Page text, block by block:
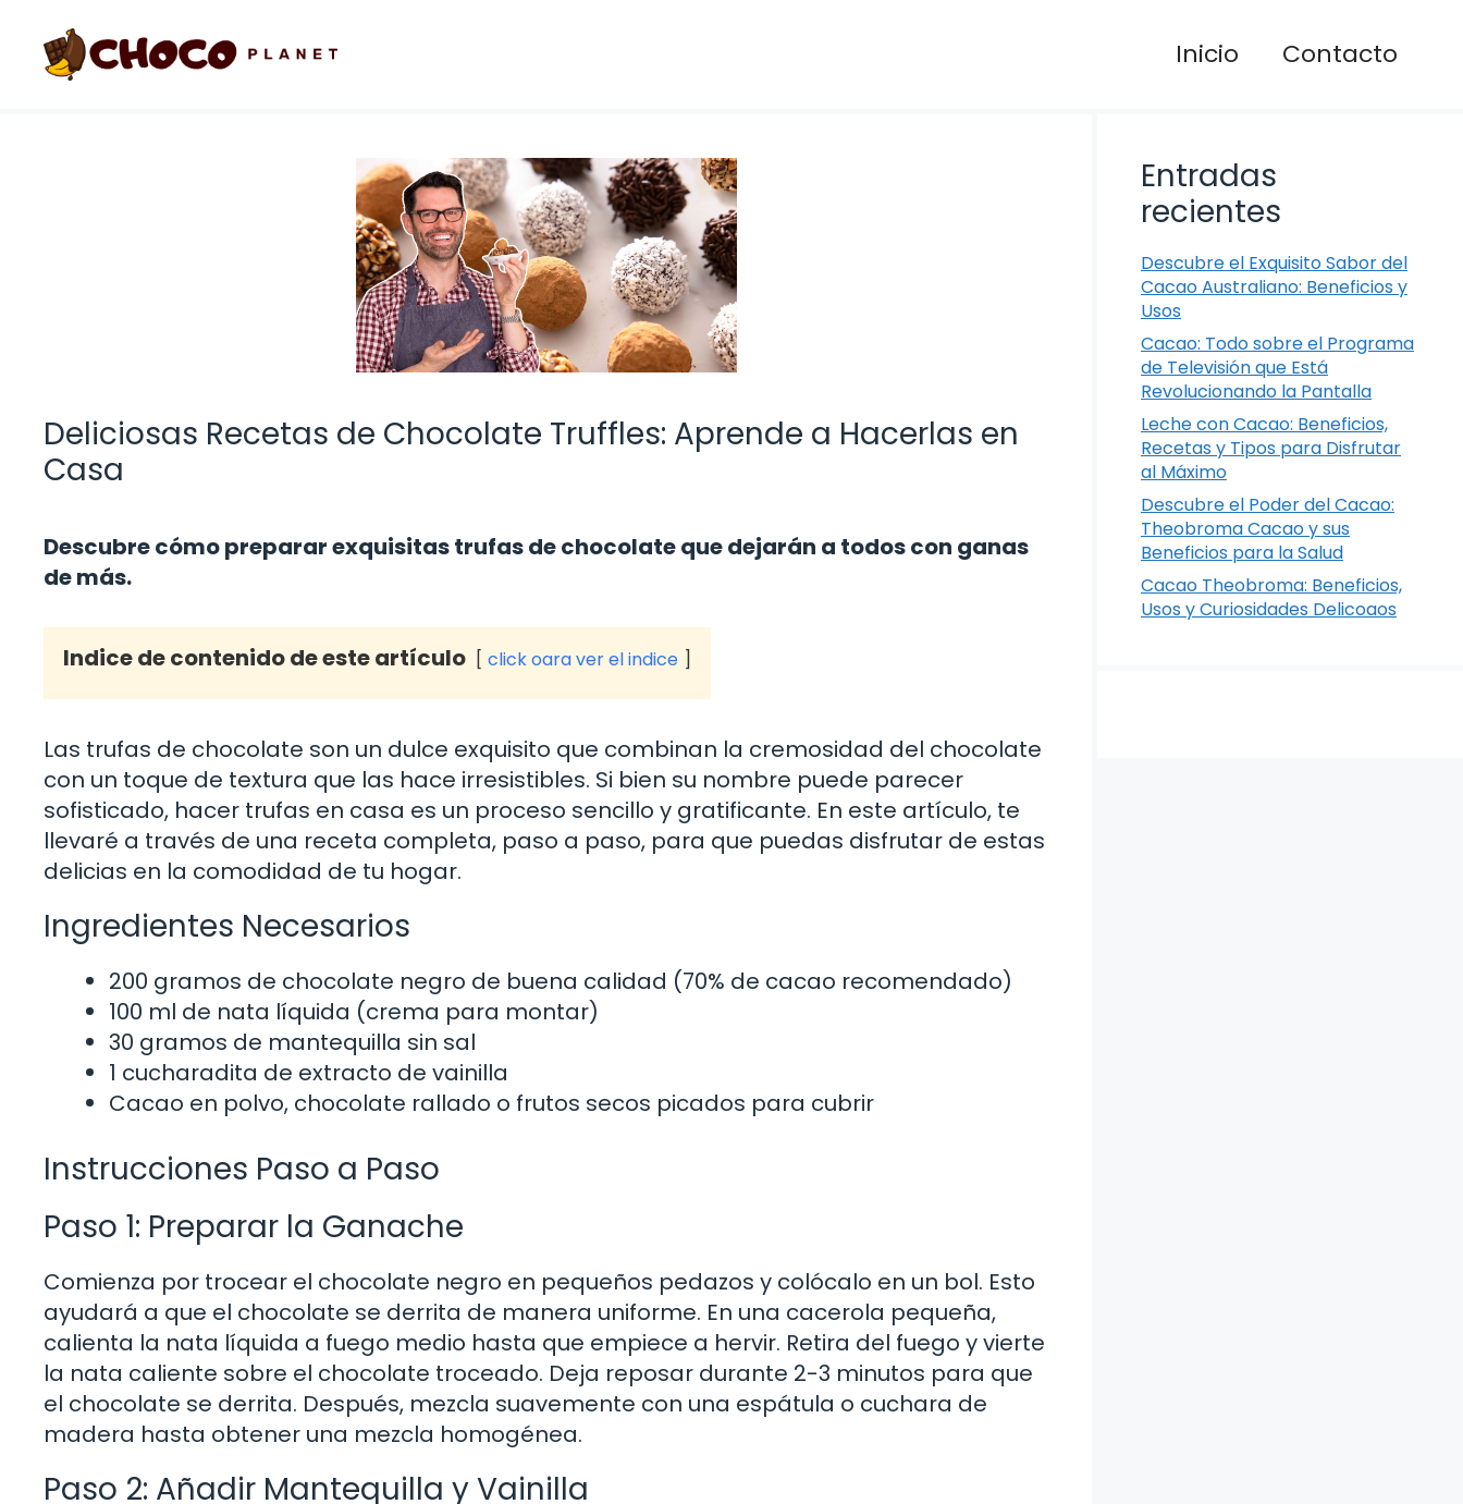
contenido
Inicio Contacto
Deliciosas Recetas de Chocolate Truffles: Aprende a Hacerlas en
Casa
Descubre cómo preparar exquisitas trufas de chocolate que dejarán a todos con ganas
de más.
Indice de contenido de este artículo click oara ver el indice
Las trufas de chocolate son un dulce exquisito que combinan la cremosidad del chocolate
con un toque de textura que las hace irresistibles. Si bien su nombre puede parecer
sofisticado, hacer trufas en casa es un proceso sencillo y gratificante. En este artículo, te
llevaré a través de una receta completa, paso a paso, para que puedas disfrutar de estas
delicias en la comodidad de tu hogar.
Ingredientes Necesarios
200 gramos de chocolate negro de buena calidad (70% de cacao recomendado)
100 ml de nata líquida (crema para montar)
30 gramos de mantequilla sin sal
1 cucharadita de extracto de vainilla
Cacao en polvo, chocolate rallado o frutos secos picados para cubrir
Instrucciones Paso a Paso
Paso 1: Preparar la Ganache
Comienza por trocear el chocolate negro en pequeños pedazos y colócalo en un bol. Esto
ayudará a que el chocolate se derrita de manera uniforme. En una cacerola pequeña,
calienta la nata líquida a fuego medio hasta que empiece a hervir. Retira del fuego y vierte
la nata caliente sobre el chocolate troceado. Deja reposar durante 2-3 minutos para que
el chocolate se derrita. Después, mezcla suavemente con una espátula o cuchara de
madera hasta obtener una mezcla homogénea.
Paso 2: Añadir Mantequilla y Vainilla
Entradas
recientes
Descubre el Exquisito Sabor del
Cacao Australiano: Beneficios y
Usos
Cacao: Todo sobre el Programa
de Televisión que Está
Revolucionando la Pantalla
Leche con Cacao: Beneficios,
Recetas y Tipos para Disfrutar
al Máximo
Descubre el Poder del Cacao:
Theobroma Cacao y sus
Beneficios para la Salud
Cacao Theobroma: Beneficios,
Usos y Curiosidades Delicoaos